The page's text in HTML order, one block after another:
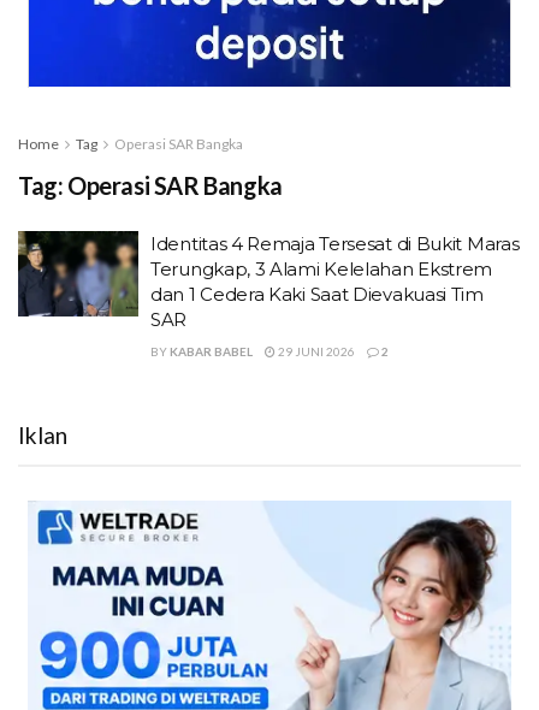
Home Tag Operasi SAR Bangka
Tag: Operasi SAR Bangka
Identitas 4 Remaja Tersesat di Bukit Maras
Terungkap, 3 Alami Kelelahan Ekstrem
dan 1 Cedera Kaki Saat Dievakuasi Tim
SAR
BY KABAR BABEL 29 JUNI 2026 2
Iklan